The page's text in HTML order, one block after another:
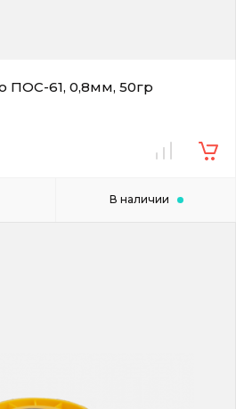
61, 0,8мм, 50гр
В наличии